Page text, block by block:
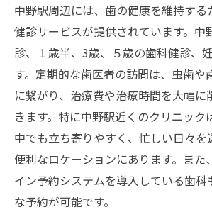
歯垢の管理で健康を維持す
プロが行う歯のクリーニン
歯科医院で受けるべき定期
歯石除去の頻度と効果的な
信頼できる歯医者での定期健診
ポートする
信頼性の高い歯科医院の見
中野駅近くの信頼できる歯
歯科医との信頼関係の構築方
中野駅周辺には、歯の健康を維持する
健診サービスが提供されています。中
診、１歳半、3歳、５歳の歯科健診、
す。定期的な歯医者の訪問は、虫歯や
に繋がり、治療費や治療時間を大幅に
きます。特に中野駅近くのクリニック
中でも立ち寄りやすく、忙しい日々を
便利なロケーションにあります。また
イン予約システムを導入している歯科
な予約が可能です。